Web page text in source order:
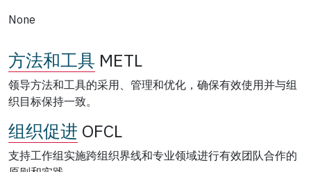
None
方法和工具 METL
领导方法和工具的采用、管理和优化，确保有效使用并与组
织目标保持一致。
组织促进 OFCL
支持工作组实施跨组织界线和专业领域进行有效团队合作的